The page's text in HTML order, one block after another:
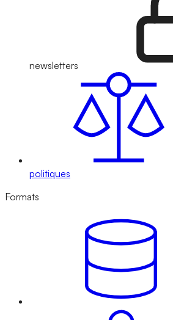
newsletters
politiques
Formats